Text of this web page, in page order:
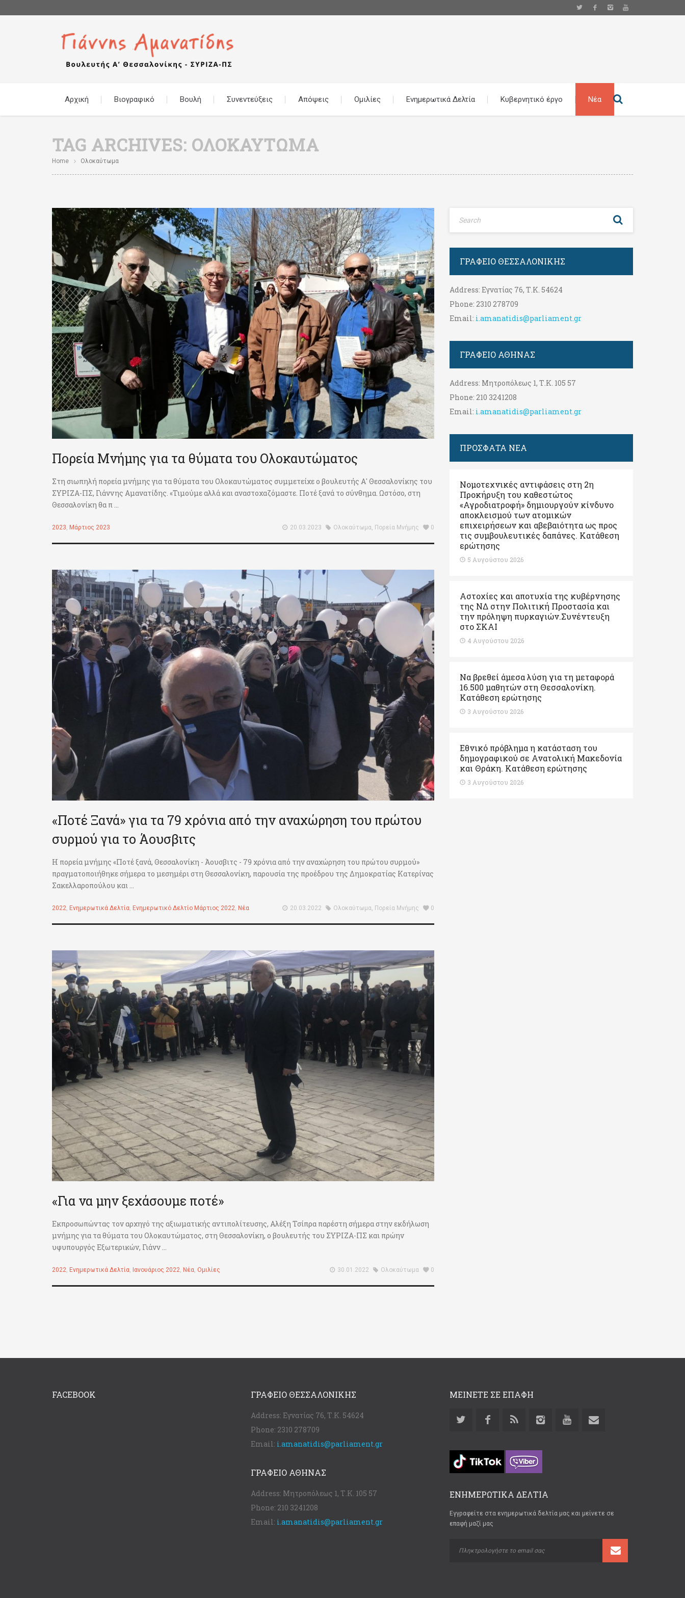
Αρχική Βιογραφικό Βουλή Συνεντεύξεις Απόψεις Ομιλίες Ενημερωτικά Δελτία Κυβερνητικό έργο Νέα
TAG ARCHIVES: ΟΛΟΚΑΎΤΩΜΑ
Home Ολοκαύτωμα
Πορεία Μνήμης για τα θύματα του Ολοκαυτώματος
Στη σιωπηλή πορεία μνήμης για τα θύματα του Ολοκαυτώματος συμμετείχε ο βουλευτής Α' Θεσσαλονίκης του
ΣΥΡΙΖΑ-ΠΣ, Γιάννης Αμανατίδης. «Τιμούμε αλλά και αναστοχαζόμαστε. Ποτέ ξανά το σύνθημα. Ωστόσο, στη
Θεσσαλονίκη θα π ...
2023, Μάρτιος 2023 20.03.2023 Ολοκαύτωμα, Πορεία Μνήμης 0
«Ποτέ Ξανά» για τα 79 χρόνια από την αναχώρηση του πρώτου
συρμού για το Άουσβιτς
Η πορεία μνήμης «Ποτέ ξανά, Θεσσαλονίκη - Άουσβιτς - 79 χρόνια από την αναχώρηση του πρώτου συρμού»
πραγματοποιήθηκε σήμερα το μεσημέρι στη Θεσσαλονίκη, παρουσία της προέδρου της Δημοκρατίας Κατερίνας
Σακελλαροπούλου και ...
2022, Ενημερωτικά Δελτία, Ενημερωτικό Δελτίο Μάρτιος 2022, Νέα 20.03.2022 Ολοκαύτωμα, Πορεία Μνήμης 0
«Για να μην ξεχάσουμε ποτέ»
Εκπροσωπώντας τον αρχηγό της αξιωματικής αντιπολίτευσης, Αλέξη Τσίπρα παρέστη σήμερα στην εκδήλωση
μνήμης για τα θύματα του Ολοκαυτώματος, στη Θεσσαλονίκη, ο βουλευτής του ΣΥΡΙΖΑ-ΠΣ και πρώην
υφυπουργός Εξωτερικών, Γιάνν ...
2022, Ενημερωτικά Δελτία, Ιανουάριος 2022, Νέα, Ομιλίες 30.01.2022 Ολοκαύτωμα 0
ΓΡΑΦΕΊΟ ΘΕΣΣΑΛΟΝΊΚΗΣ
Address: Εγνατίας 76, Τ.Κ. 54624
Phone: 2310 278709
Email: i.amanatidis@parliament.gr
ΓΡΑΦΕΊΟ ΑΘΉΝΑΣ
Address: Μητροπόλεως 1, Τ.Κ. 105 57
Phone: 210 3241208
Email: i.amanatidis@parliament.gr
ΠΡΟΣΦΑΤΑ ΝΕΑ
Νομοτεχνικές αντιφάσεις στη 2η
Προκήρυξη του καθεστώτος
«Αγροδιατροφή» δημιουργούν κίνδυνο
αποκλεισμού των ατομικών
επιχειρήσεων και αβεβαιότητα ως προς
τις συμβουλευτικές δαπάνες. Κατάθεση
ερώτησης
5 Αυγούστου 2026
Αστοχίες και αποτυχία της κυβέρνησης
της ΝΔ στην Πολιτική Προστασία και
την πρόληψη πυρκαγιών.Συνέντευξη
στο ΣΚΑΙ
4 Αυγούστου 2026
Να βρεθεί άμεσα λύση για τη μεταφορά
16.500 μαθητών στη Θεσσαλονίκη.
Κατάθεση ερώτησης
3 Αυγούστου 2026
Εθνικό πρόβλημα η κατάσταση του
δημογραφικού σε Ανατολική Μακεδονία
και Θράκη. Κατάθεση ερώτησης
3 Αυγούστου 2026
FACEBOOK ΓΡΑΦΕΊΟ ΘΕΣΣΑΛΟΝΊΚΗΣ
Address: Εγνατίας 76, Τ.Κ. 54624
Phone: 2310 278709
Email: i.amanatidis@parliament.gr
ΓΡΑΦΕΊΟ ΑΘΉΝΑΣ
Address: Μητροπόλεως 1, Τ.Κ. 105 57
Phone: 210 3241208
Email: i.amanatidis@parliament.gr
ΜΕΙΝΕΤΕ ΣΕ ΕΠΑΦΗ
ΕΝΗΜΕΡΩΤΙΚΑ ΔΕΛΤΙΑ
Εγγραφείτε στα ενημερωτικά δελτία μας και μείνετε σε
επαφή μαζί μας